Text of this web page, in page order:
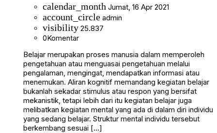
calendar_month Jumat, 16 Apr 2021
account_circle admin
visibility 25.837
0Komentar
Belajar merupakan proses manusia dalam memperoleh
pengetahuan atau menguasai pengetahuan melalui
pengalaman, mengingat, mendapatkan informasi atau
menemukan. Aliran kognitif memandang kegiatan belajar
bukanlah sekadar stimulus atau respon yang bersifat
mekanistik, tetapi lebih dari itu kegiatan belajar juga
melibatkan kegiatan mental yang ada di dalam diri individu
yang sedang belajar. Struktur mental individu tersebut
berkembang sesuai […]